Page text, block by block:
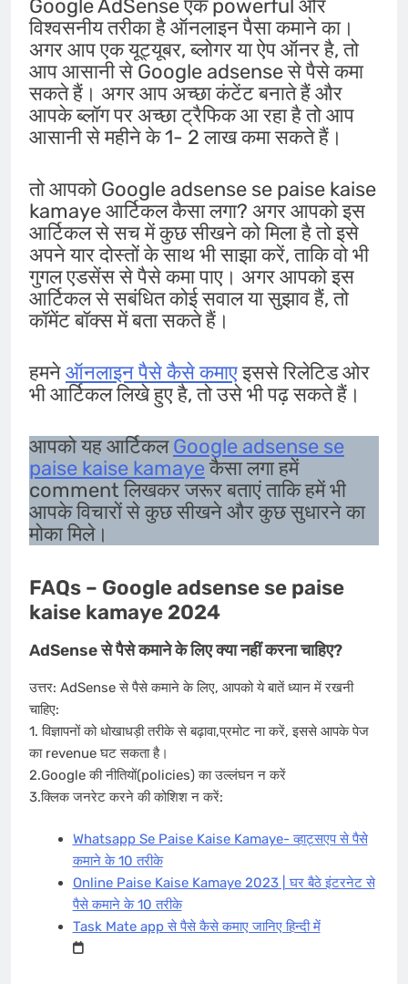
Google AdSense एक powerful और
विश्वसनीय तरीका है ऑनलाइन पैसा कमाने का।
अगर आप एक यूट्यूबर, ब्लोगर या ऐप ऑनर है, तो
आप आसानी से Google adsense से पैसे कमा
सकते हैं। अगर आप अच्छा कंटेंट बनाते हैं और
आपके ब्लॉग पर अच्छा ट्रैफिक आ रहा है तो आप
आसानी से महीने के 1- 2 लाख कमा सकते हैं।
तो आपको Google adsense se paise kaise
kamaye आर्टिकल कैसा लगा? अगर आपको इस
आर्टिकल से सच में कुछ सीखने को मिला है तो इसे
अपने यार दोस्तों के साथ भी साझा करें, ताकि वो भी
गुगल एडसेंस से पैसे कमा पाए। अगर आपको इस
आर्टिकल से सबंधित कोई सवाल या सुझाव हैं, तो
कॉमेंट बॉक्स में बता सकते हैं।
हमनेऑनलाइन पैसे कैसे कमाएइससे रिलेटिड ओर
भी आर्टिकल लिखे हुए है, तो उसे भी पढ़ सकते हैं।
आपको यह आर्टिकलGoogle adsense se
paise kaise kamayeकैसा लगा हमें
comment लिखकर जरूर बताएं ताकि हमें भी
आपके विचारों से कुछ सीखने और कुछ सुधारने का
मोका मिले।
FAQs – Google adsense se paise
kaise kamaye 2024
AdSense से पैसे कमाने के लिए क्या नहीं करना चाहिए?
उत्तर: AdSense से पैसे कमाने के लिए, आपको ये बातें ध्यान में रखनी
चाहिए:
1. विज्ञापनों को धोखाधड़ी तरीके से बढ़ावा,प्रमोट ना करें, इससे आपके पेज
का revenue घट सकता है।
2.Google की नीतियों(policies) का उल्लंघन न करें
3.क्लिक जनरेट करने की कोशिश न करें:
Whatsapp Se Paise Kaise Kamaye- व्हाट्सएप से पैसे
कमाने के 10 तरीके
Online Paise Kaise Kamaye 2023 | घर बैठे इंटरनेट से
पैसे कमाने के 10 तरीके
Task Mate app से पैसे कैसे कमाए जानिए हिन्दी में